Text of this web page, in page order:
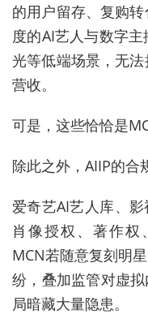
的用户留存、复购
度的AI艺人与数字
光等低端场景，无
营收。
可是，这些恰恰是
除此之外，AIIP的合
爱奇艺AI艺人库、
肖像授权、著作权
MCN若随意复刻明
纷，叠加监管对虚
局暗藏大量隐患。